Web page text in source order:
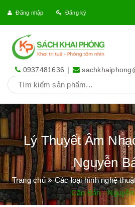
Đăng nhập Đăng ký
0937481636 |
Lý Thuyết Âm
Nguyễn
Trang chủ Các loại hình nghệ
Căn Bản -